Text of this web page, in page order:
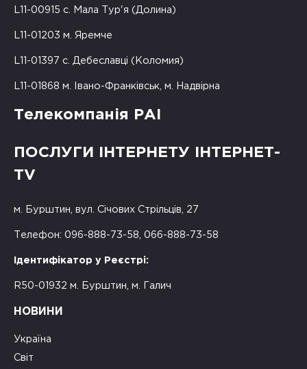
L11-00915 с. Мала Тур'я (Долина)
L11-01203 м. Яремче
L11-01397 с. Дебеславці (Коломия)
L11-01868 м. Івано-Франківськ, м. Надвірна
Телекомпанія РАІ
ПОСЛУГИ ІНТЕРНЕТУ ІНТЕРНЕТ-
TV
м. Бурштин, вул. Січових Стрільців, 27
Телефон: 096-888-73-58, 066-888-73-58
Ідентифікатор у Реєстрі:
R50-01932 м. Бурштин, м. Галич
НОВИНИ
Україна
Світ